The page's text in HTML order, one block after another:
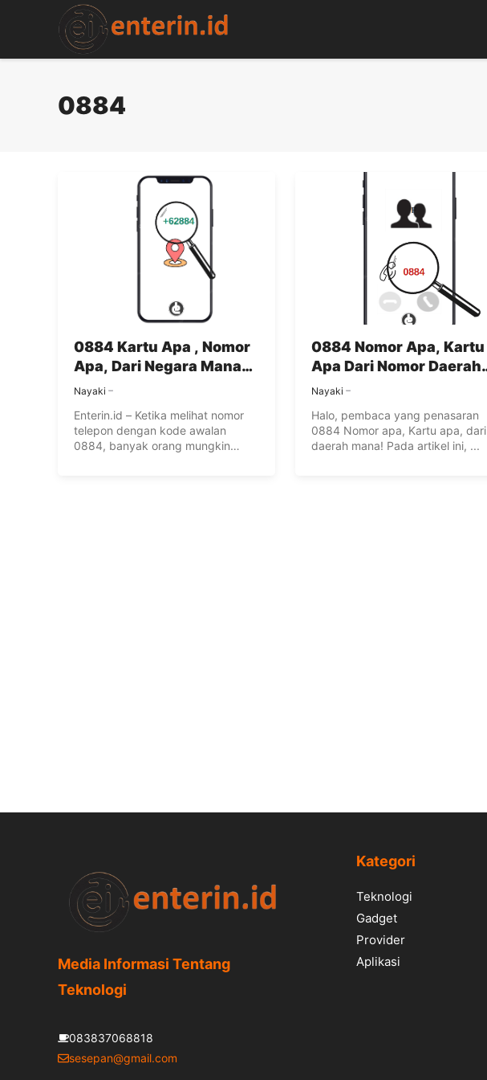
content
0884
0884 Kartu Apa , Nomor
Apa, Dari Negara Mana?
Ini Faktanya
Nayaki
Enterin.id – Ketika melihat nomor
telepon dengan kode awalan
0884, banyak orang mungkin
0884 Nomor Apa, Kartu
Apa Dari Nomor Daerah
Mana?
Nayaki
Halo, pembaca yang penasaran
0884 Nomor apa, Kartu apa, dari
daerah mana! Pada artikel ini, ...
Media Informasi Tentang
Teknologi
083837068818
sesepan@gmail.com
Kategori
Teknologi
Gadget
Provider
Aplikasi